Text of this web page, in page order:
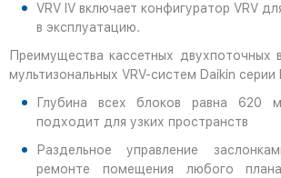
VRV IV включает конфигуратор VRV
в эксплуатацию.
Преимущества кассетных двухпоточных
мультизональных VRV-систем Daikin серии
Глубина всех блоков равна 620
подходит для узких пространств
Раздельное управление
ремонте помещения любого